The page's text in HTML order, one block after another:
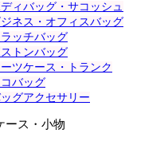
ィバッグ・サコッシュ
ジネス・オフィスバッグ
ッチバッグ
トンバッグ
ツケース・トランク
バッグ
グアクセサリー
ース・小物